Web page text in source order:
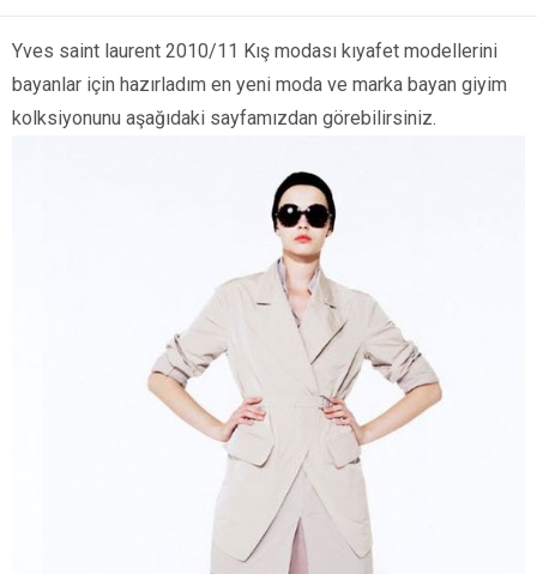
Yves saint laurent 2010/11 Kış modası kıyafet modellerini
bayanlar için hazırladım en yeni moda ve marka bayan giyim
kolksiyonunu aşağıdaki sayfamızdan görebilirsiniz.